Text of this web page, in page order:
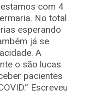
com 4
No total
esperando
já se
A
o são lucas
pacientes
Escreveu